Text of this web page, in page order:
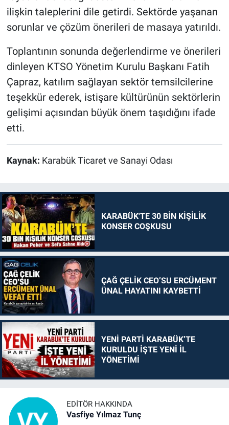
ilişkin taleplerini dile getirdi. Sektörde yaşanan
sorunlar ve çözüm önerileri de masaya yatırıldı.
Toplantının sonunda değerlendirme ve önerileri
dinleyen KTSO Yönetim Kurulu Başkanı Fatih
Çapraz, katılım sağlayan sektör temsilcilerine
teşekkür ederek, istişare kültürünün sektörlerin
gelişimi açısından büyük önem taşıdığını ifade
etti.
Kaynak: Karabük Ticaret ve Sanayi Odası
KARABÜK'TE 30 BİN KİŞİLİK
KONSER COŞKUSU
ÇAĞ ÇELİK CEO’SU ERCÜMENT
ÜNAL HAYATINI KAYBETTİ
YENİ PARTİ KARABÜK’TE
KURULDU İŞTE YENİ İL
YÖNETİMİ
EDITÖR HAKKINDA
Vasfiye Yılmaz Tunç